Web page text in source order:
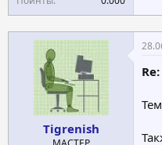
Tigrenish